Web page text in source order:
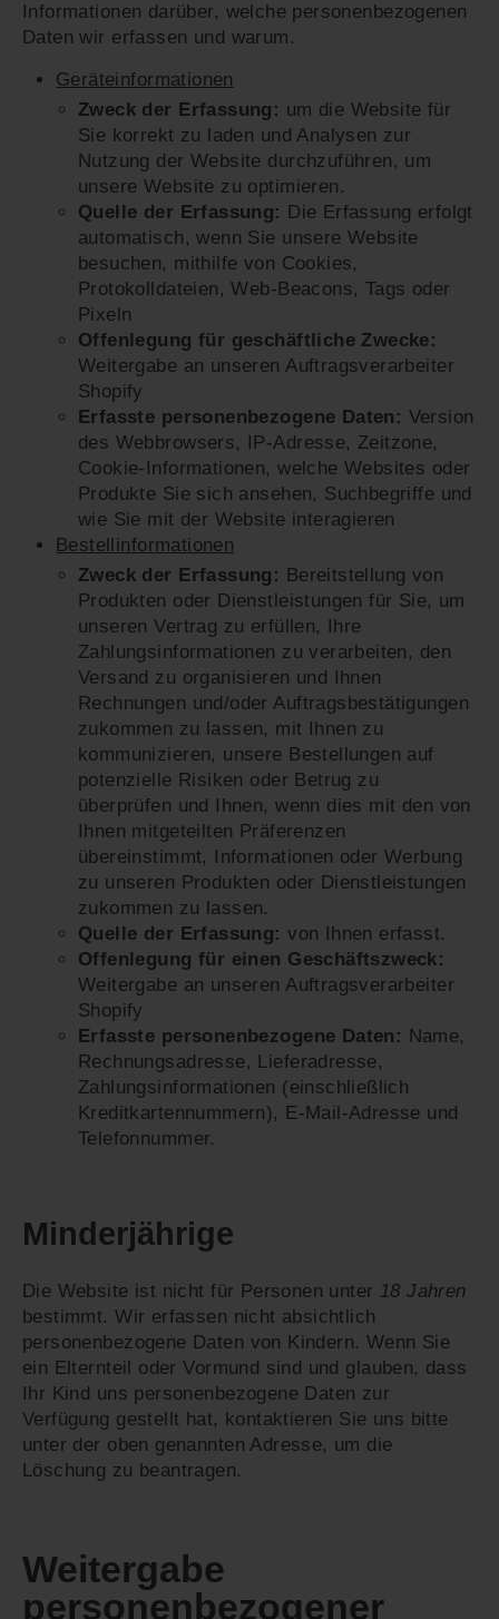
Informationen darüber, welche personenbezogenen
Daten wir erfassen und warum.
Geräteinformationen
Zweck der Erfassung: um die Website für
Sie korrekt zu laden und Analysen zur
Nutzung der Website durchzuführen, um
unsere Website zu optimieren.
Quelle der Erfassung: Die Erfassung erfolgt
automatisch, wenn Sie unsere Website
besuchen, mithilfe von Cookies,
Protokolldateien, Web-Beacons, Tags oder
Pixeln
Offenlegung für geschäftliche Zwecke:
Weitergabe an unseren Auftragsverarbeiter
Shopify
Erfasste personenbezogene Daten: Version
des Webbrowsers, IP-Adresse, Zeitzone,
Cookie-Informationen, welche Websites oder
Produkte Sie sich ansehen, Suchbegriffe und
wie Sie mit der Website interagieren
Bestellinformationen
Zweck der Erfassung: Bereitstellung von
Produkten oder Dienstleistungen für Sie, um
unseren Vertrag zu erfüllen, Ihre
Zahlungsinformationen zu verarbeiten, den
Versand zu organisieren und Ihnen
Rechnungen und/oder Auftragsbestätigungen
zukommen zu lassen, mit Ihnen zu
kommunizieren, unsere Bestellungen auf
potenzielle Risiken oder Betrug zu
überprüfen und Ihnen, wenn dies mit den von
Ihnen mitgeteilten Präferenzen
übereinstimmt, Informationen oder Werbung
zu unseren Produkten oder Dienstleistungen
zukommen zu lassen.
Quelle der Erfassung: von Ihnen erfasst.
Offenlegung für einen Geschäftszweck:
Weitergabe an unseren Auftragsverarbeiter
Shopify
Erfasste personenbezogene Daten: Name,
Rechnungsadresse, Lieferadresse,
Zahlungsinformationen (einschließlich
Kreditkartennummern), E-Mail-Adresse und
Telefonnummer.
Minderjährige
Die Website ist nicht für Personen unter 18 Jahren
bestimmt. Wir erfassen nicht absichtlich
personenbezogene Daten von Kindern. Wenn Sie
ein Elternteil oder Vormund sind und glauben, dass
Ihr Kind uns personenbezogene Daten zur
Verfügung gestellt hat, kontaktieren Sie uns bitte
unter der oben genannten Adresse, um die
Löschung zu beantragen.
Weitergabe
personenbezogener